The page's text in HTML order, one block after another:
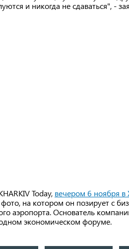
и никогда не сдаваться", -
Today, вечером 6 ноября
фото, на котором он позирует с
аэропорта. Основатель
экономическом форуме.